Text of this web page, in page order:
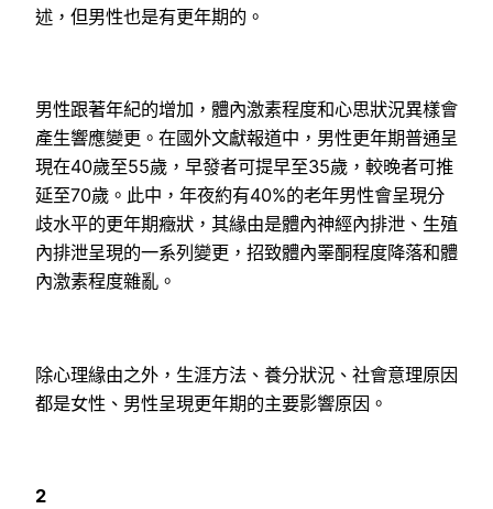
述，但男性也是有更年期的。
男性跟著年紀的增加，體內激素程度和心思狀況異樣會
產生響應變更。在國外文獻報道中，男性更年期普通呈
現在40歲至55歲，早發者可提早至35歲，較晚者可推
延至70歲。此中，年夜約有40%的老年男性會呈現分
歧水平的更年期癥狀，其緣由是體內神經內排泄、生殖
內排泄呈現的一系列變更，招致體內睪酮程度降落和體
內激素程度雜亂。
除心理緣由之外，生涯方法、養分狀況、社會意理原因
都是女性、男性呈現更年期的主要影響原因。
2